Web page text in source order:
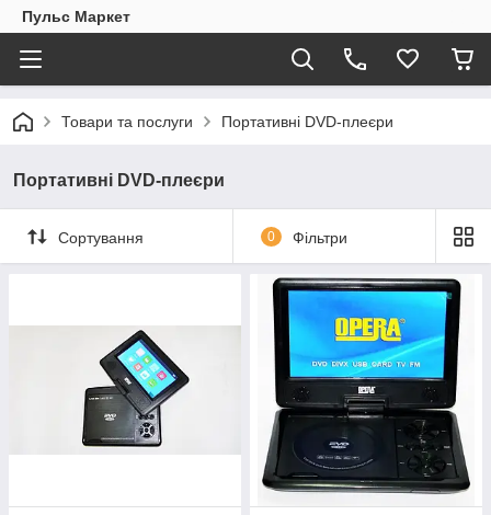
Пульс Маркет
Товари та послуги Портативні DVD-плеєри
Портативні DVD-плеєри
Сортування 0 Фільтри